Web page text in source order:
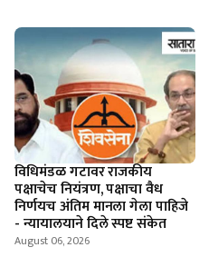
विधिमंडळ गटावर राजकीय
पक्षाचेच नियंत्रण, पक्षाचा वैध
निर्णयच अंतिम मानला गेला पाहिजे
- न्यायालयाने दिले स्पष्ट संकेत
August 06, 2026